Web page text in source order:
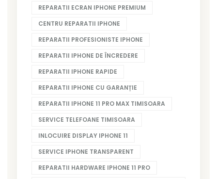
REPARATII ECRAN IPHONE PREMIUM
CENTRU REPARATII IPHONE
REPARATII PROFESIONISTE IPHONE
REPARATII IPHONE DE ÎNCREDERE
REPARATII IPHONE RAPIDE
REPARATII IPHONE CU GARANȚIE
REPARATII IPHONE 11 PRO MAX TIMISOARA
SERVICE TELEFOANE TIMISOARA
INLOCUIRE DISPLAY IPHONE 11
SERVICE IPHONE TRANSPARENT
REPARATII HARDWARE IPHONE 11 PRO